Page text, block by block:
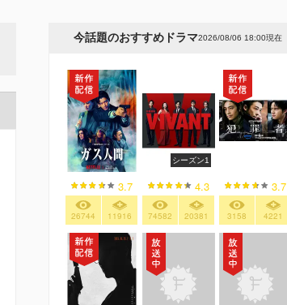
今話題のおすすめドラマ2026/08/06 18:00現在
3.7
26744 11916
シーズン1
4.3
74582 20381
3.7
3158 4221